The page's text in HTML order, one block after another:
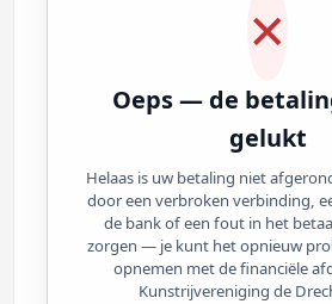
✕
Oeps — de
gelukt
Helaas is uw betaling niet
door een verbroken verbinding,
de bank of een fout in het
zorgen — je kunt het opnieuw
opnemen met de financiële
Kunstrijvereniging de